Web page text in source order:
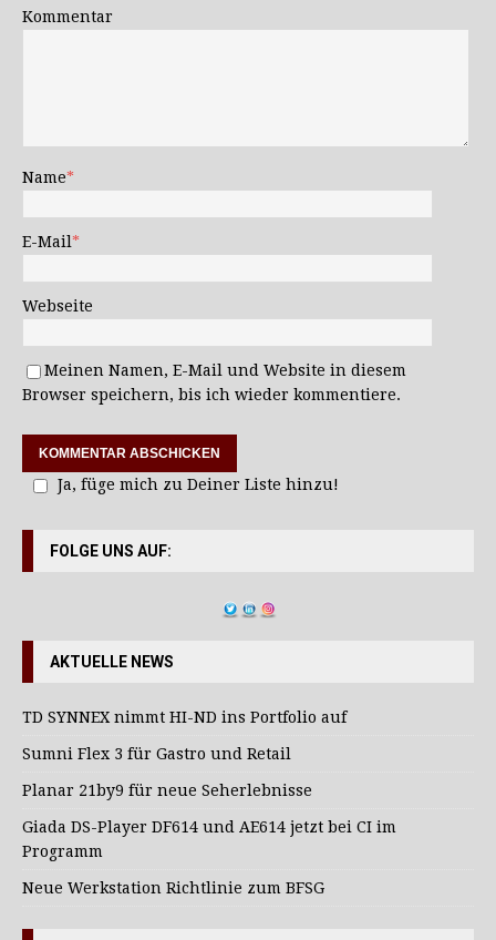
Kommentar
Name*
E-Mail*
Webseite
Meinen Namen, E-Mail und Website in diesem
Browser speichern, bis ich wieder kommentiere.
Ja, füge mich zu Deiner Liste hinzu!
FOLGE UNS AUF:
AKTUELLE NEWS
TD SYNNEX nimmt HI-ND ins Portfolio auf
Sumni Flex 3 für Gastro und Retail
Planar 21by9 für neue Seherlebnisse
Giada DS-Player DF614 und AE614 jetzt bei CI im
Programm
Neue Werkstation Richtlinie zum BFSG